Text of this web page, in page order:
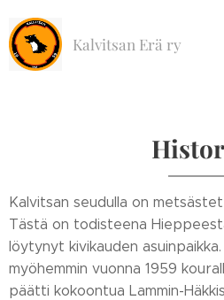
Kalvitsan Erä ry
Kalvitsan seudulla on
Tästä on todisteena
löytynyt kivikauden
myöhemmin vuonna 1959
päätti kokoontua Lammin-